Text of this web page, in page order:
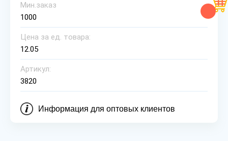
Мин.заказ
1000
Цена за ед. товара:
12.05
Артикул:
3820
Информация для оптовых клиентов